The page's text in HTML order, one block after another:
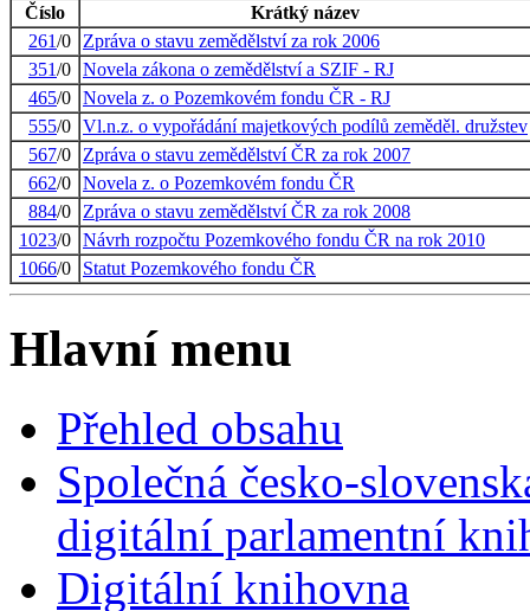
Číslo
Krátký název
261/0
Zpráva o stavu zemědělství za rok 2006
351/0 Novela zákona o zemědělství a SZIF - RJ
465/0 Novela z. o Pozemkovém fondu ČR - RJ
555/0 Vl.n.z. o vypořádání majetkových podílů zeměděl. družstev
567/0
Zpráva o stavu zemědělství ČR za rok 2007
662/0 Novela z. o Pozemkovém fondu ČR
884/0
Zpráva o stavu zemědělství ČR za rok 2008
1023/0 Návrh rozpočtu Pozemkového fondu ČR na rok 2010
1066/0 Statut Pozemkového fondu ČR
Hlavní menu
Přehled obsahu
Společná česko-
digitální parlamentní
Digitální knihovna